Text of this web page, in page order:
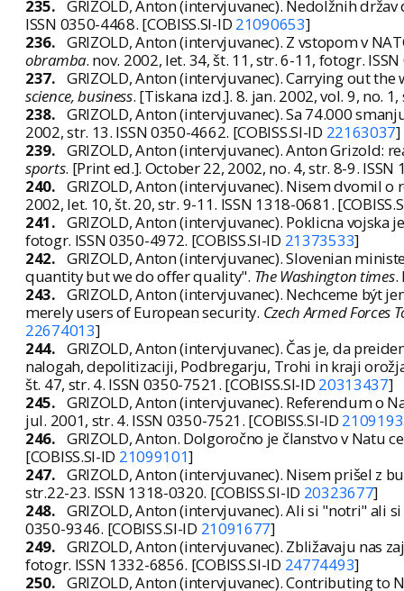
235. GRIZOLD, Anton (intervjuvanec). Nedolžnih držav
ISSN 0350-4468. [COBISS.SI-ID 21090653]
236. GRIZOLD, Anton (intervjuvanec). Z vstopom v
obramba. nov. 2002, let. 34, št. 11, str. 6-11, fotogr.
237. GRIZOLD, Anton (intervjuvanec). Carrying out
science, business. [Tiskana izd.]. 8. jan. 2002, vol. 9, no.
238. GRIZOLD, Anton (intervjuvanec). Sa 74.000
2002, str. 13. ISSN 0350-4662. [COBISS.SI-ID 22163037]
239. GRIZOLD, Anton (intervjuvanec). Anton Grizold:
sports. [Print ed.]. October 22, 2002, no. 4, str. 8-9. ISSN
240. GRIZOLD, Anton (intervjuvanec). Nisem dvomil o
2002, let. 10, št. 20, str. 9-11. ISSN 1318-0681.
241. GRIZOLD, Anton (intervjuvanec). Poklicna vojska
fotogr. ISSN 0350-4972. [COBISS.SI-ID 21373533]
242. GRIZOLD, Anton (intervjuvanec). Slovenian
quantity but we do offer quality". The Washington times.
243. GRIZOLD, Anton (intervjuvanec). Nechceme být
merely users of European security. Czech Armed Forces
22674013]
244. GRIZOLD, Anton (intervjuvanec). Čas je, da
nalogah, depolitizaciji, Podbregarju, Trohi in kraji
št. 47, str. 4. ISSN 0350-7521. [COBISS.SI-ID 20313437]
245. GRIZOLD, Anton (intervjuvanec). Referendum o
jul. 2001, str. 4. ISSN 0350-7521. [COBISS.SI-ID
246. GRIZOLD, Anton. Dolgoročno je članstvo v Natu
[COBISS.SI-ID 21099101]
247. GRIZOLD, Anton (intervjuvanec). Nisem prišel z
str.22-23. ISSN 1318-0320. [COBISS.SI-ID 20323677]
248. GRIZOLD, Anton (intervjuvanec). Ali si "notri" ali
0350-9346. [COBISS.SI-ID 21091677]
249. GRIZOLD, Anton (intervjuvanec). Zbližavaju nas
fotogr. ISSN 1332-6856. [COBISS.SI-ID 24774493]
250. GRIZOLD, Anton (intervjuvanec). Contributing to